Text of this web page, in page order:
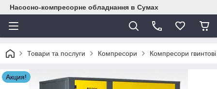
Насосно-компресорне обладнання в Сумах
Товари та послуги Компресори Компресори гвинтові
Акция!